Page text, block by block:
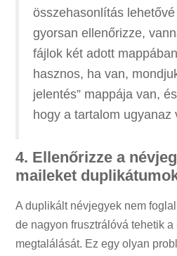
összehasonlítás
gyorsan ellenőrizze,
fájlok két adott
hasznos, ha van,
jelentés” mappája van,
hogy a tartalom ugyanaz
4. Ellenőrizze a
maileket
A duplikált névjegyek nem
de nagyon frusztrálóvá tehetik
megtalálását. Ez egy olyan